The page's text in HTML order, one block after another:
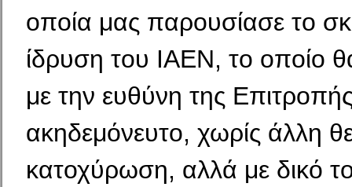
οποία μας παρουσίασε το
ίδρυση του ΙΑΕΝ, το οποίο
με την ευθύνη της
ακηδεμόνευτο, χωρίς άλλη
κατοχύρωση, αλλά με δικό